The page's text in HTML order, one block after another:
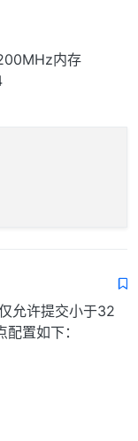
日 下午9:52
内存
允许提交小于32
置如下：